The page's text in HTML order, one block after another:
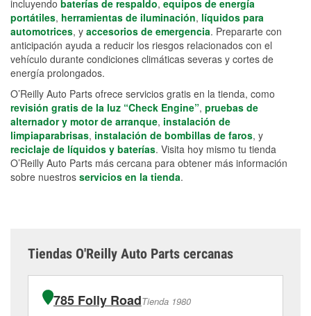
incluyendo baterías de respaldo, equipos de energía
portátiles, herramientas de iluminación, líquidos para
automotrices, y accesorios de emergencia. Prepararte con
anticipación ayuda a reducir los riesgos relacionados con el
vehículo durante condiciones climáticas severas y cortes de
energía prolongados.
O’Reilly Auto Parts ofrece servicios gratis en la tienda, como
revisión gratis de la luz “Check Engine”, pruebas de
alternador y motor de arranque, instalación de
limpiaparabrisas, instalación de bombillas de faros, y
reciclaje de líquidos y baterías. Visita hoy mismo tu tienda
O’Reilly Auto Parts más cercana para obtener más información
sobre nuestros servicios en la tienda.
Tiendas O'Reilly Auto Parts cercanas
785 Folly RoadTienda 1980